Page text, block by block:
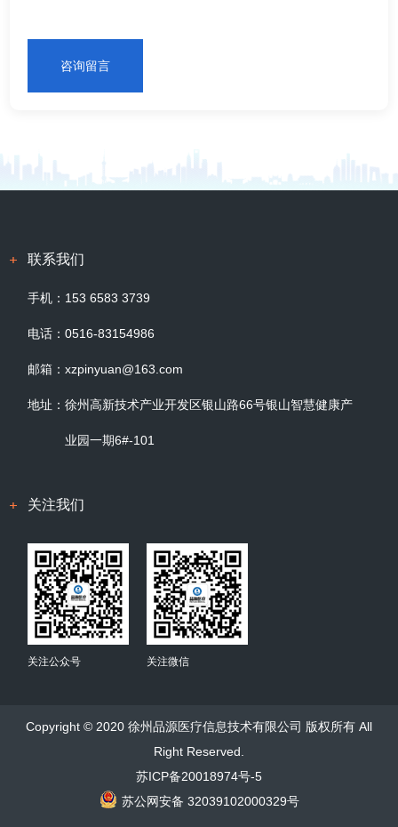
咨询留言
联系我们
手机： 153 6583 3739
电话：0516-83154986
邮箱：xzpinyuan@163.com
地址：徐州高新技术产业开发区银山路66号银山智慧健康产
业园一期6#-101
关注我们
关注公众号 关注微信
Copyright © 2020 徐州品源医疗信息技术有限公司 版权所有 All
Right Reserved.
苏ICP备20018974号-5
苏公网安备 32039102000329号